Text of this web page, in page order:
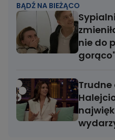
BĄDŹ NA BIEŻĄCO
nie do
gorąco"